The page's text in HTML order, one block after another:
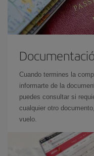
Cuando termines la
informarte de la
puedes consultar si
cualquier otro
vuelo.